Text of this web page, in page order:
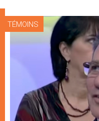
TÉMOINS